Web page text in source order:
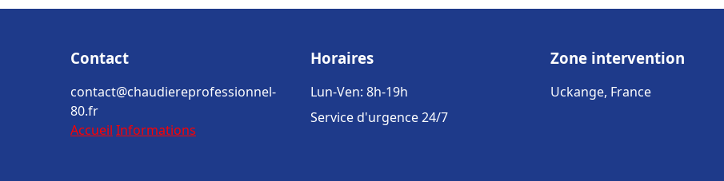
Contact
contact@chaudiereprofessionnel-
80.fr
Accueil Informations
Horaires
Lun-Ven: 8h-19h
Service d'urgence 24/7
Zone intervention
Uckange, France